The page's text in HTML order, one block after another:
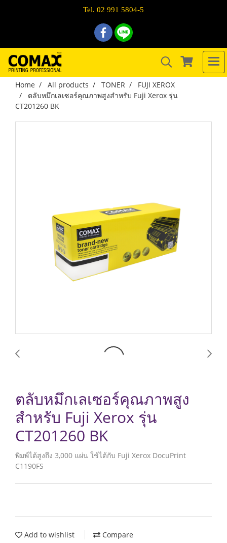
Tel. 02 991 5804-5
Home All products TONER
FUJI XEROX
ตลับหมึกเลเซอร์คุณภาพสูงสำหรับ Fuji Xerox รุ่น
CT201260 BK
ตลับหมึกเลเซอร์คุณภาพสูง
สำหรับ Fuji Xerox รุ่น
CT201260 BK
พิมพ์ได้สูงถึง 3,000 แผ่น ใช้ได้กับ Fuji Xerox DocuPrint
C1190FS
Add to wishlist Compare